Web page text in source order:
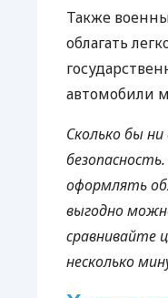
Также
облагать
автомобили
Сколько бы
оформлять
выгодно
сравнивайте
несколько